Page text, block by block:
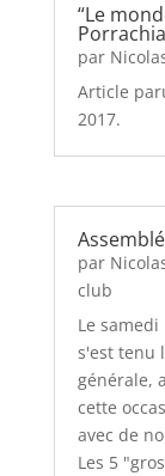
“Le
par
Article
2017.
par
club
Le
s'est tenu
générale,
cette
avec de
Les 5